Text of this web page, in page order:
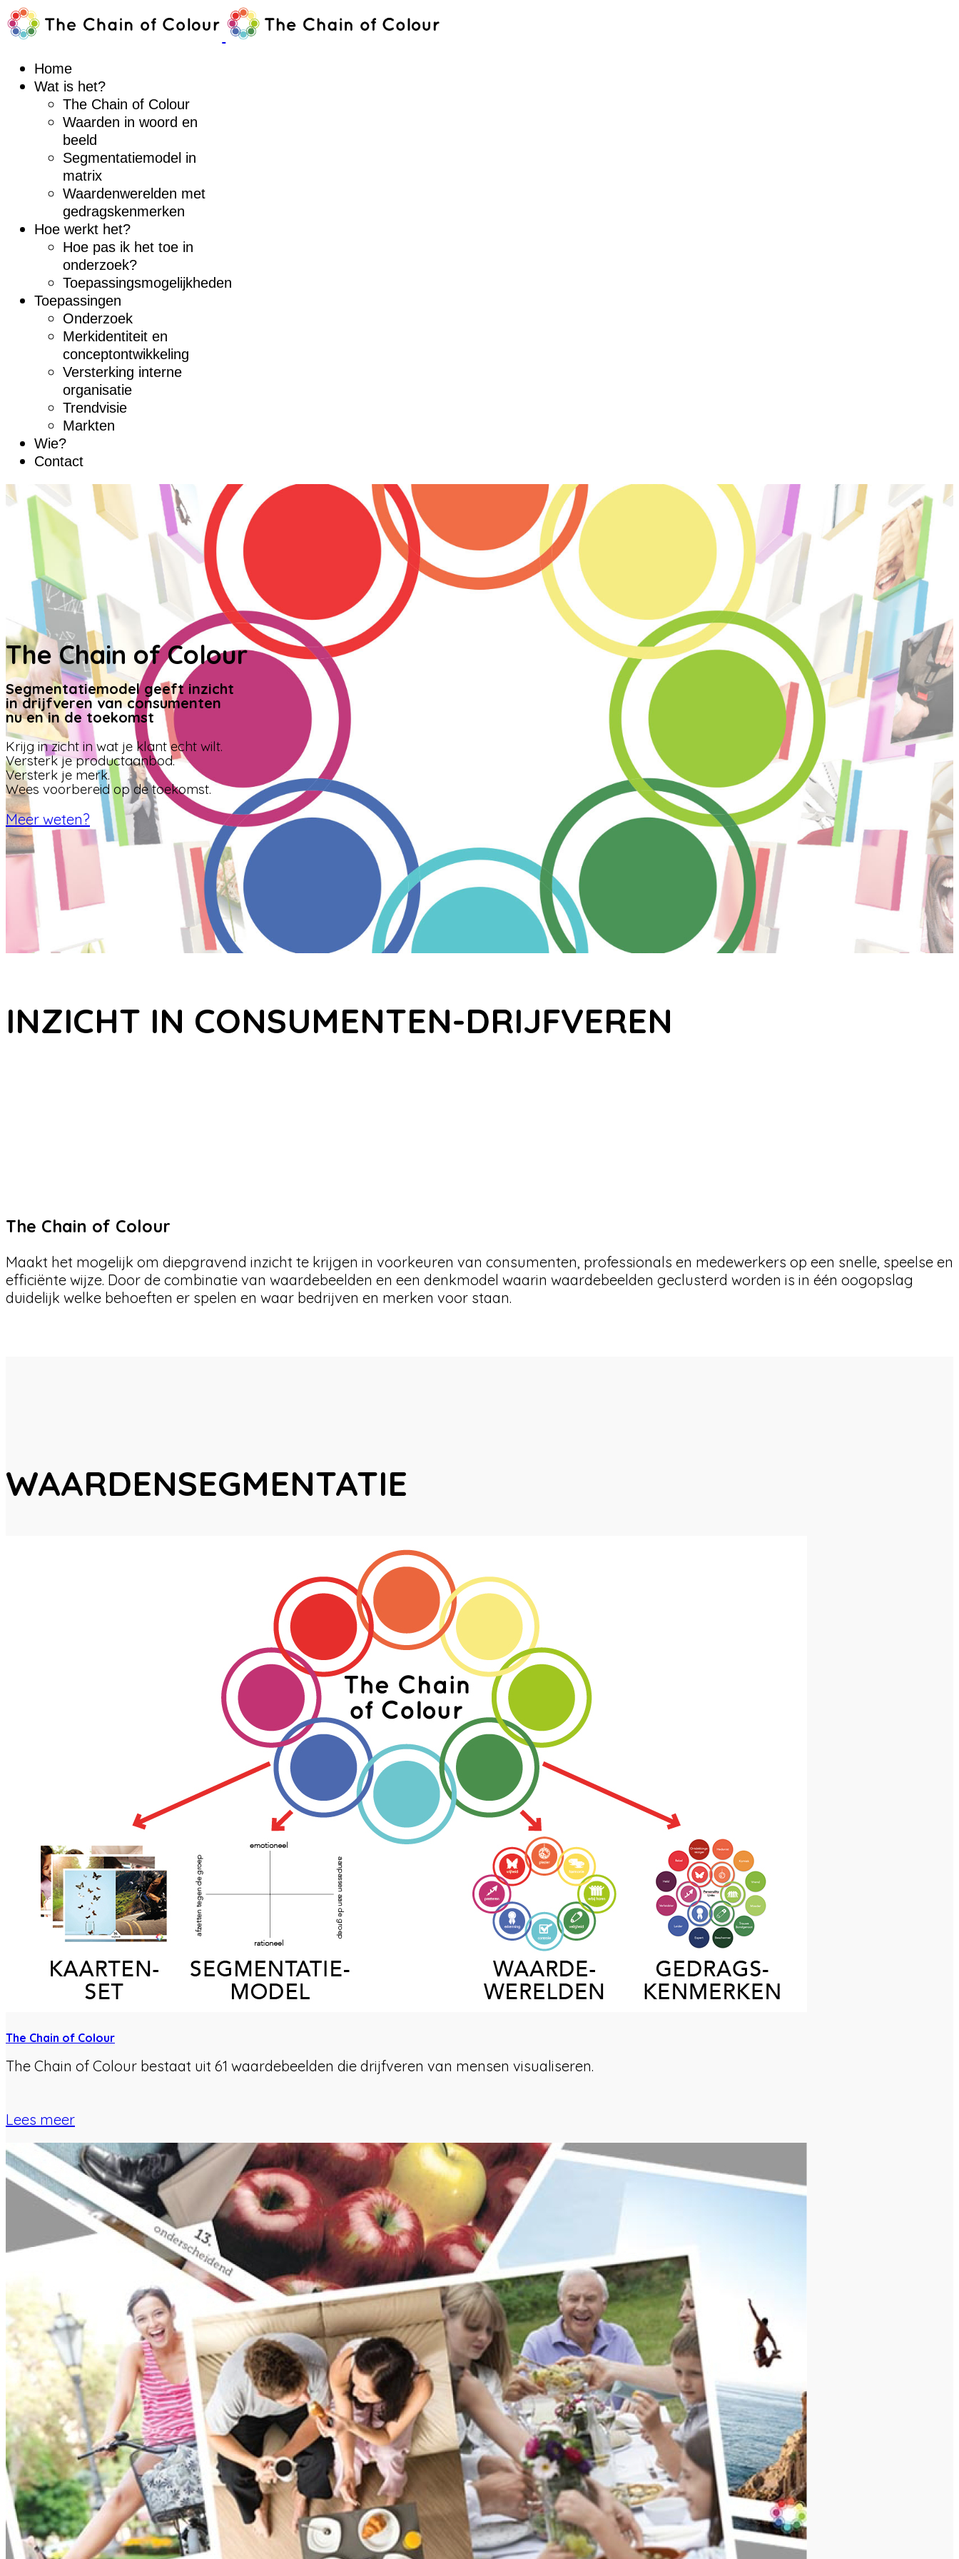
Home
Wat is het?
The Chain of Colour
Waarden in woord en
beeld
Segmentatiemodel in
matrix
Waardenwerelden met
gedragskenmerken
Hoe werkt het?
Hoe pas ik het toe in
onderzoek?
Toepassingsmogelijkheden
Toepassingen
Onderzoek
Merkidentiteit en
conceptontwikkeling
Versterking interne
organisatie
Trendvisie
Markten
Wie?
Contact
The Chain of Colour
Segmentatiemodel geeft inzicht
in drijfveren van consumenten
nu en in de toekomst
Krijg in zicht in wat je klant echt wilt.
Versterk je productaanbod.
Versterk je merk.
Wees voorbereid op de toekomst.
Meer weten?
INZICHT IN CONSUMENTEN-DRIJFVEREN
The Chain of Colour
Maakt het mogelijk om diepgravend inzicht te krijgen in voorkeuren van consumenten, professionals en medewerkers op een snelle, speelse en
efficiënte wijze. Door de combinatie van waardebeelden en een denkmodel waarin waardebeelden geclusterd worden is in één oogopslag
duidelijk welke behoeften er spelen en waar bedrijven en merken voor staan.
WAARDENSEGMENTATIE
The Chain of Colour
The Chain of Colour bestaat uit 61 waardebeelden die drijfveren van mensen visualiseren.
Lees meer